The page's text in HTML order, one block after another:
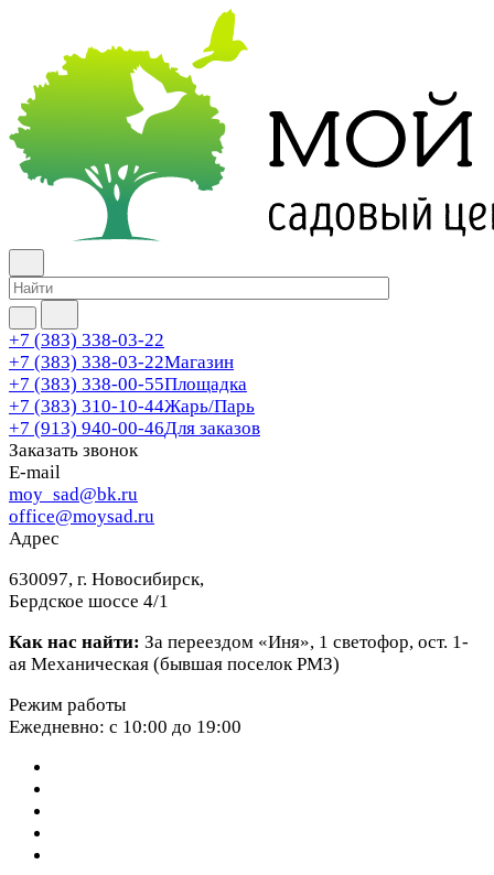
+7 (383) 338-03-22
+7 (383) 338-03-22Магазин
+7 (383) 338-00-55Площадка
+7 (383) 310-10-44Жарь/Парь
+7 (913) 940-00-46Для заказов
Заказать звонок
E-mail
moy_sad@bk.ru
office@moysad.ru
Адрес
630097, г. Новосибирск,
Бердское шоссе 4/1
Как нас найти: За переездом «Иня», 1 светофор, ост. 1-
ая Механическая (бывшая поселок РМЗ)
Режим работы
Ежедневно: с 10:00 до 19:00